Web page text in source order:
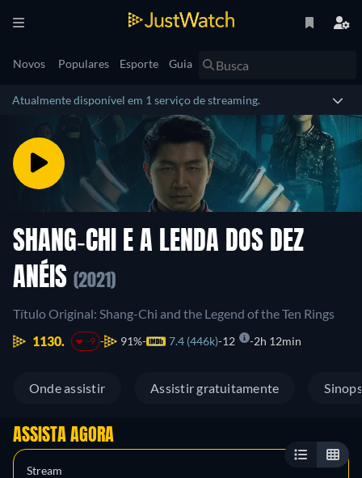
Novos Populares Esporte Guia
Atualmente disponível em 1 serviço de streaming.
SHANG-CHI E A LENDA DOS DEZ
ANÉIS (2021)
Título Original: Shang-Chi and the Legend of the Ten Rings
1130.
-9 91% 7.4 (446k) 12 2h 12min
Onde assistir Assistir gratuitamente
ASSISTA AGORA
Stream